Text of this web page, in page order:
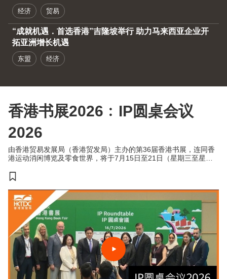
经济 贸易
“成就机遇．首选香港”吉隆坡举行 助力马来西亚企业开
拓亚洲增长机遇
东盟 经济
香港书展2026﹕IP圆桌会议
2026
由香港贸易发展局（香港贸发局）主办的第36届香港书展，连同香
港运动消闲博览及零食世界，将于7月15日至21日（星期三至星期
商，来自约30个国家及地区，为入场人士带来集阅读、运动与消闲